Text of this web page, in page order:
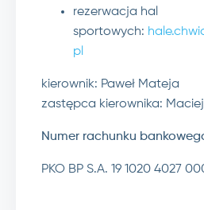
rezerwacja hal
sportowych:
pl
kierownik: Paweł Mateja
zastępca kierownika: Maciej
Numer rachunku
PKO BP S.A. 19 1020 4027